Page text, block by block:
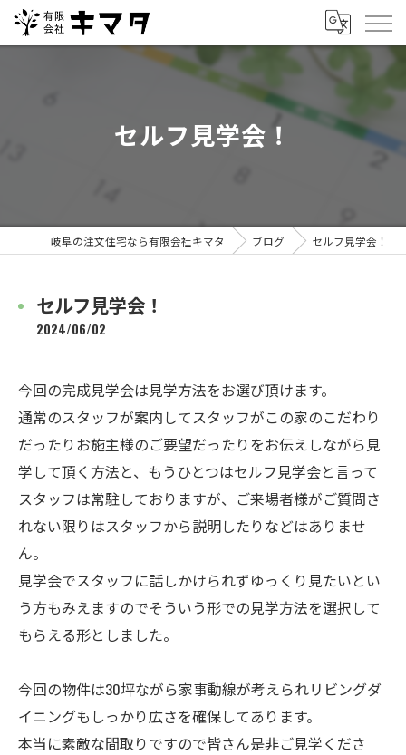
セルフ見学会！
岐阜の注文住宅なら有限会社キマタ ブログ セルフ見学会！
セルフ見学会！
2024/06/02
今回の完成見学会は見学方法をお選び頂けます。
通常のスタッフが案内してスタッフがこの家のこだわり
だったりお施主様のご要望だったりをお伝えしながら見
学して頂く方法と、もうひとつはセルフ見学会と言って
スタッフは常駐しておりますが、ご来場者様がご質問さ
れない限りはスタッフから説明したりなどはありませ
ん。
見学会でスタッフに話しかけられずゆっくり見たいとい
う方もみえますのでそういう形での見学方法を選択して
もらえる形としました。
今回の物件は30坪ながら家事動線が考えられリビングダ
イニングもしっかり広さを確保してあります。
本当に素敵な間取りですので皆さん是非ご見学くださ